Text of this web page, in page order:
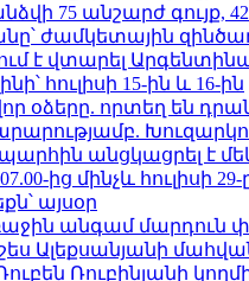
75 անշարժ գույք,
ժամկետային
է վտարել
հուլիսի 15-ին և 16-ին
օձերը. որտեղ են
անցկացրել է
ից մինչև հուլիսի
այսօր
անգամ մարդուն
Ալեքսանյանի
Ռուբինյանի